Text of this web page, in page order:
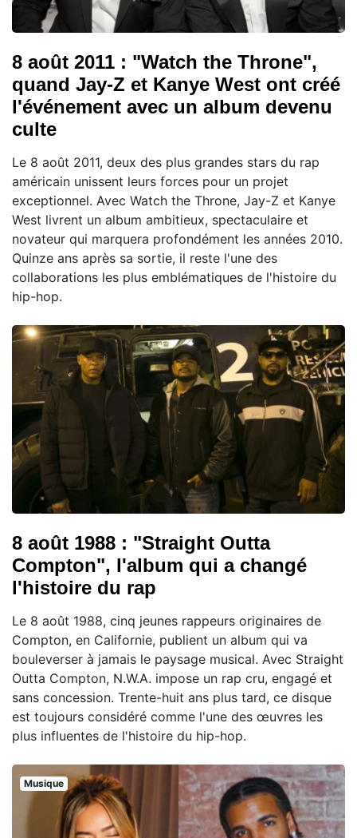
8 août 2011 : "Watch the Throne",
quand Jay-Z et Kanye West ont créé
l'événement avec un album devenu
culte
Le 8 août 2011, deux des plus grandes stars du rap
américain unissent leurs forces pour un projet
exceptionnel. Avec Watch the Throne, Jay-Z et Kanye
West livrent un album ambitieux, spectaculaire et
novateur qui marquera profondément les années 2010.
Quinze ans après sa sortie, il reste l'une des
collaborations les plus emblématiques de l'histoire du
hip-hop.
8 août 1988 : "Straight Outta
Compton", l'album qui a changé
l'histoire du rap
Le 8 août 1988, cinq jeunes rappeurs originaires de
Compton, en Californie, publient un album qui va
bouleverser à jamais le paysage musical. Avec Straight
Outta Compton, N.W.A. impose un rap cru, engagé et
sans concession. Trente-huit ans plus tard, ce disque
est toujours considéré comme l'une des œuvres les
plus influentes de l'histoire du hip-hop.
Musique